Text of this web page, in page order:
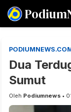
Dua
Sumut
Oleh Podiumnews •